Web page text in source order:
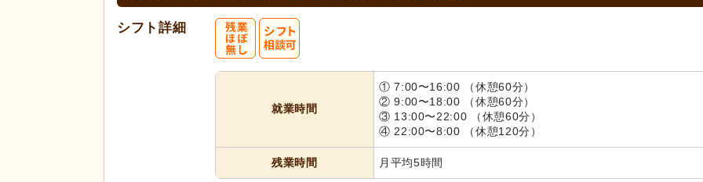
シフト詳細
就業時間
① 7:00〜16:00 （休憩60分）
② 9:00〜18:00 （休憩60分）
③ 13:00〜22:00 （休憩60分）
④ 22:00〜8:00 （休憩120分）
残業時間 月平均5時間